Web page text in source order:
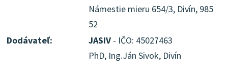
Námestie mieru 654/3, Divín, 985
52
Dodávateľ:
JASIV - IČO: 45027463
PhD, Ing.Ján Sivok, Divín